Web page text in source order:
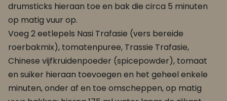
drumsticks hieraan toe en bak die circa 5 minuten
op matig vuur op.
Voeg 2 eetlepels Nasi Trafasie (vers bereide
roerbakmix), tomatenpuree, Trassie Trafasie,
Chinese vijfkruidenpoeder (spicepowder), tomaat
en suiker hieraan toevoegen en het geheel enkele
minuten, onder af en toe omscheppen, op matig